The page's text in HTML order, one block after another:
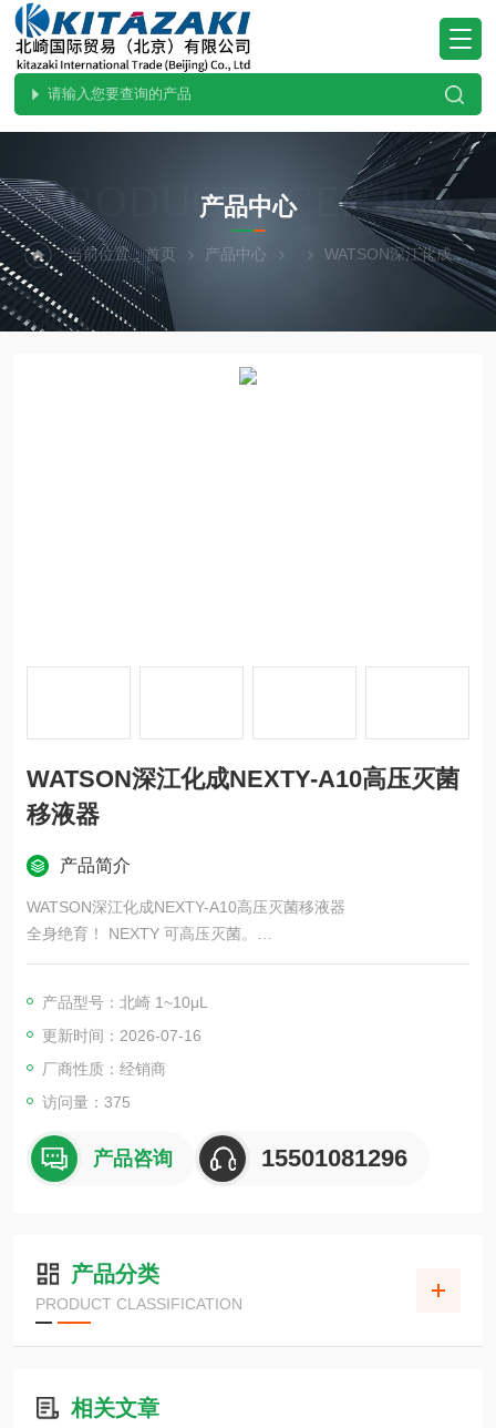
PRODUCTS CENTER
产品中心
当前位置：首页 产品中心 WATSON深江化成
WATSON深江化成NEXTY-A10高压灭菌
移液器
产品简介
WATSON深江化成NEXTY-A10高压灭菌移液器
全身绝育！ NEXTY 可高压灭菌。
全身可高压灭菌（121&amp;#176;C，20 分钟）
产品型号：北崎 1~10μL
更新时间：2026-07-16
厂商性质：经销商
访问量：375
产品咨询 15501081296
产品分类
PRODUCT CLASSIFICATION
相关文章